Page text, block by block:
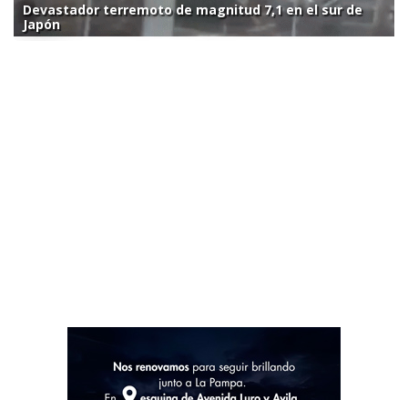
Devastador terremoto de magnitud 7,1 en el sur de
Japón